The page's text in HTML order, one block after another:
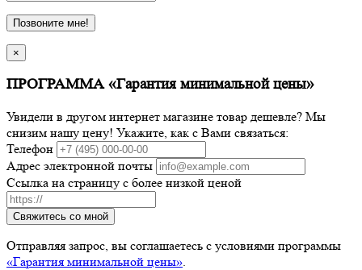
Позвоните мне!
×
ПРОГРАММА «Гарантия минимальной цены»
Увидели в другом интернет магазине товар дешевле? Мы
снизим нашу цену! Укажите, как с Вами связаться:
Телефон
Адрес электронной почты
Ссылка на страницу с более низкой ценой
Свяжитесь со мной
Отправляя запрос, вы соглашаетесь с условиями программы
«Гарантия минимальной цены».